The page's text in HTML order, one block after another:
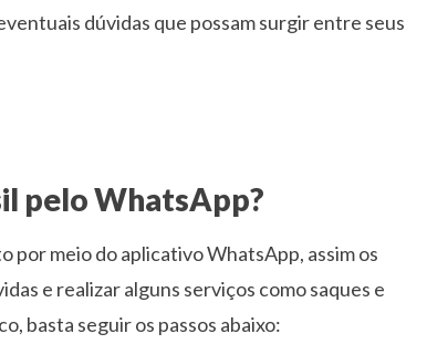
dúvidas que possam surgir entre seus
pelo WhatsApp?
por meio do aplicativo WhatsApp, assim os
e realizar alguns serviços como saques e
basta seguir os passos abaixo: